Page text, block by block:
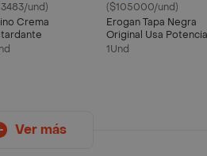
und)
Crema
($105000/und)
Erogan Tapa Negra
Original Usa Potencia
1Und
Ver más